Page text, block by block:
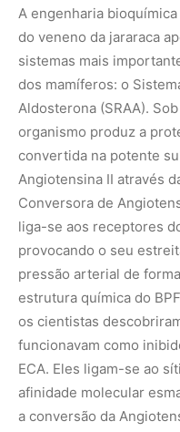
A engenharia
do veneno da jararaca
sistemas mais
dos mamíferos: o
Aldosterona (SRAA).
organismo produz a
convertida na potente
Angiotensina II através
Conversora de
liga-se aos receptores
provocando o seu
pressão arterial de
estrutura química do
os cientistas
funcionavam como
ECA. Eles ligam-se ao
afinidade molecular
a conversão da